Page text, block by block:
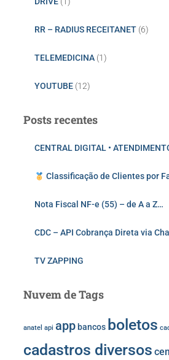
RR – RADIUS RECEITANET (6)
TELEMEDICINA (1)
YOUTUBE (12)
Posts recentes
CENTRAL DIGITAL •
Classificação de Clientes por
Nota Fiscal NF-e (55) – de A a Z…
CDC – API Cobrança Direta via
TV ZAPPING
Nuvem de Tags
anatel api app bancos boletos
cadastros diversos